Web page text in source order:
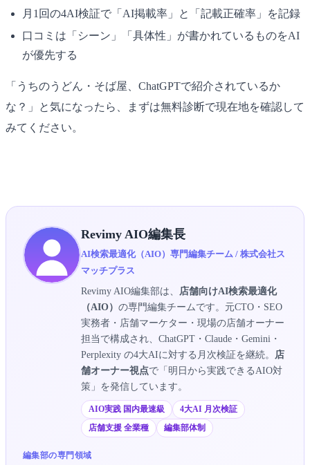
月1回の4AI検証で「AI掲載率」と「記載正確率」を記録
口コミは「シーン」「具体性」が書かれているものをAI
が優先する
「うちのうどん・そば屋、ChatGPTで紹介されているか
な？」と気になったら、まずは無料診断で現在地を確認して
みてください。
Revimy AIO編集長
AI検索最適化（AIO）専門編集チーム / 株式会社ス
マッチプラス
Revimy AIO編集部は、
店舗向けAI検索最適化
（AIO） の専門編集チームです。元CTO・SEO
実務者・店舗マーケター・現場の店舗オーナー
担当で構成され、ChatGPT・Claude・Gemini・
Perplexity の4大AIに対する月次検証を継続。
店
舗オーナー視点で「明日から実践できるAIO対
策」を発信しています。
AIO実践 国内最速級
4大AI 月次検証
店舗支援 全業種
編集部体制
編集部の専門領域